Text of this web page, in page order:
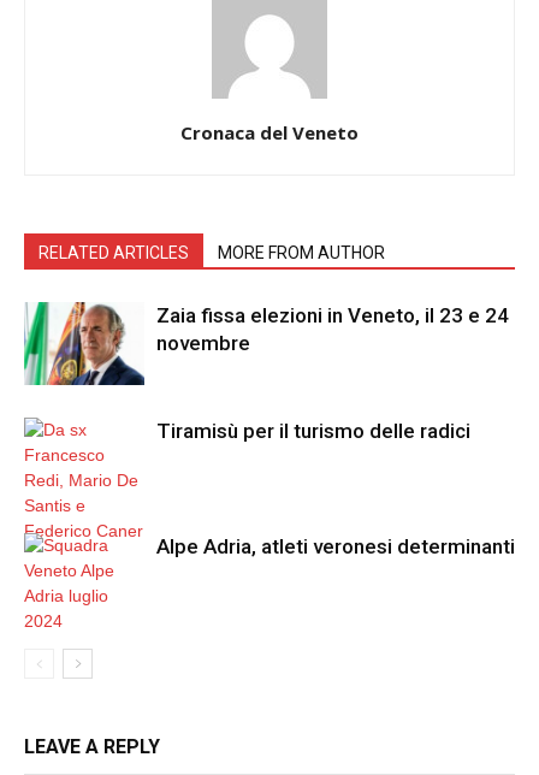
Cronaca del Veneto
RELATED ARTICLES MORE FROM AUTHOR
Zaia fissa elezioni in Veneto, il 23 e 24
novembre
Tiramisù per il turismo delle radici
Alpe Adria, atleti veronesi determinanti
LEAVE A REPLY